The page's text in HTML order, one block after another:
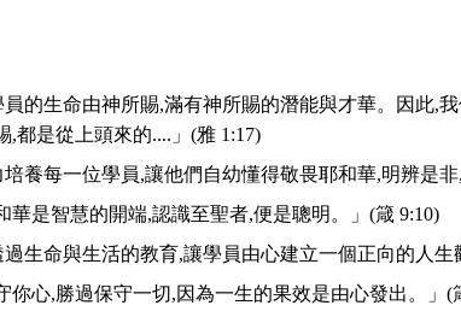
員的生命由神所賜,滿有神所賜的潛能與才華。因此,
,都是從上頭來的....」(雅 1:17)
培養每一位學員,讓他們自幼懂得敬畏耶和華,明辨是非
華是智慧的開端,認識至聖者,便是聰明。」(箴 9:10)
過生命與生活的教育,讓學員由心建立一個正向的人生
你心,勝過保守一切,因為一生的果效是由心發出。」(